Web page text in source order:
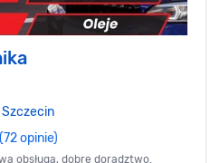
Szczecin
(72 opinie)
obsługa, dobre doradztwo.